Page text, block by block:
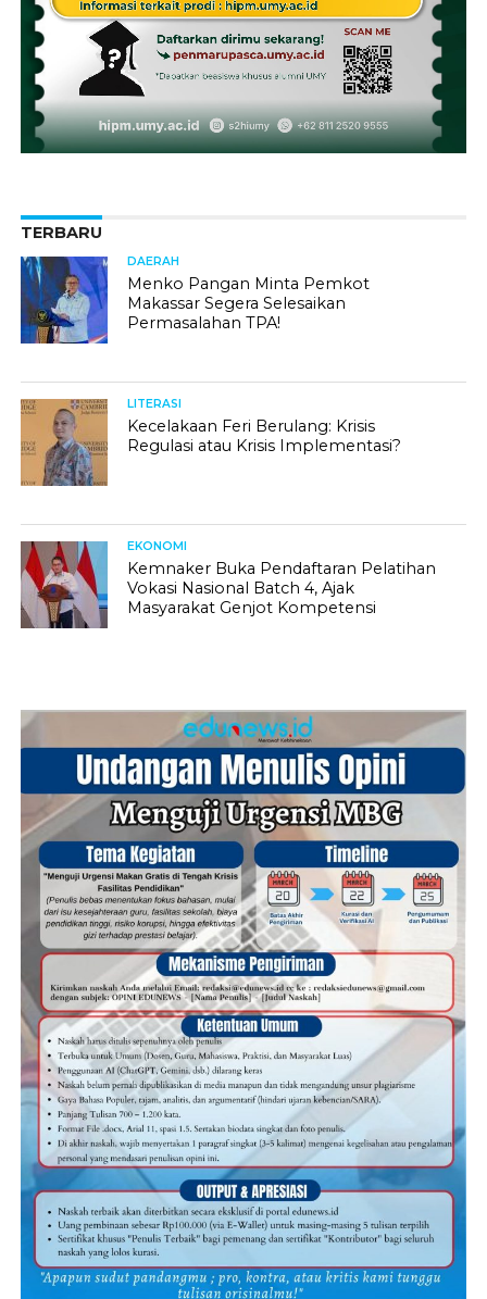
TERBARU
DAERAH
Menko Pangan Minta Pemkot
Makassar Segera Selesaikan
Permasalahan TPA!
LITERASI
Kecelakaan Feri Berulang: Krisis
Regulasi atau Krisis Implementasi?
EKONOMI
Kemnaker Buka Pendaftaran Pelatihan
Vokasi Nasional Batch 4, Ajak
Masyarakat Genjot Kompetensi